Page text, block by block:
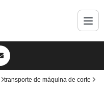
transporte de máquina de corte